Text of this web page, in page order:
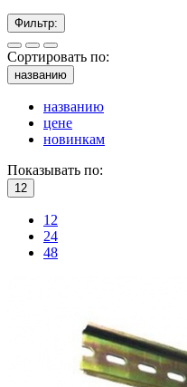
Фильтр:
Сортировать по:
названию
названию
цене
новинкам
Показывать по:
12
12
24
48